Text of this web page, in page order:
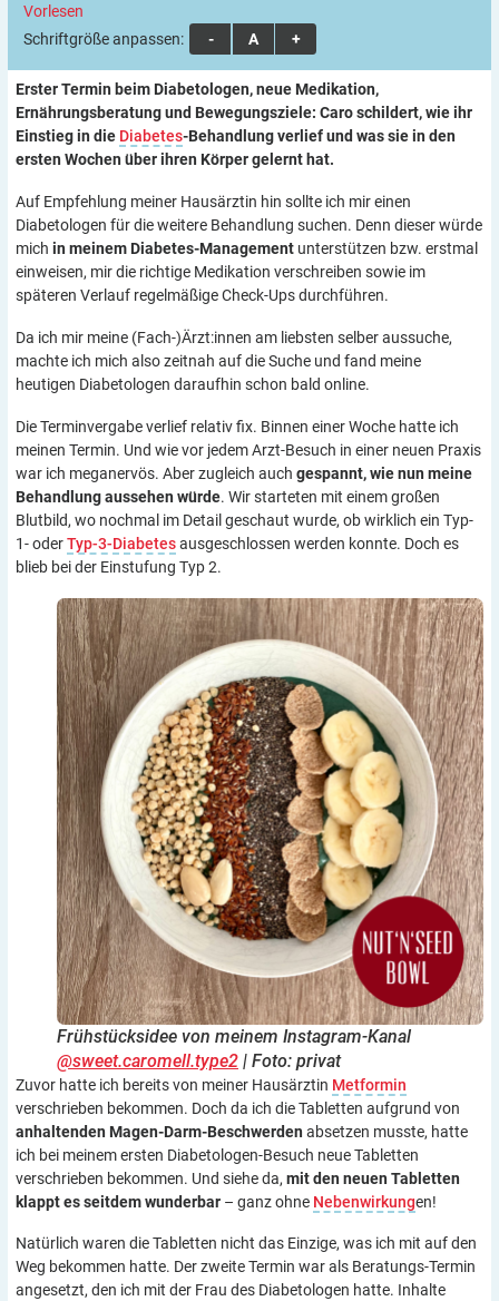
Vorlesen
Schriftgröße anpassen:
A A A
Erster Termin beim Diabetologen, neue Medikation,
Ernährungsberatung und Bewegungsziele: Caro schildert, wie ihr
Einstieg in die Diabetes-Behandlung verlief und was sie in den
ersten Wochen über ihren Körper gelernt hat.
Auf Empfehlung meiner Hausärztin hin sollte ich mir einen
Diabetologen für die weitere Behandlung suchen. Denn dieser würde
mich in meinem Diabetes-Management unterstützen bzw. erstmal
einweisen, mir die richtige Medikation verschreiben sowie im
späteren Verlauf regelmäßige Check-Ups durchführen.
Da ich mir meine (Fach-)Ärzt:innen am liebsten selber aussuche,
machte ich mich also zeitnah auf die Suche und fand meine
heutigen Diabetologen daraufhin schon bald online.
Die Terminvergabe verlief relativ fix. Binnen einer Woche hatte ich
meinen Termin. Und wie vor jedem Arzt-Besuch in einer neuen Praxis
war ich meganervös. Aber zugleich auch gespannt, wie nun meine
Behandlung aussehen würde. Wir starteten mit einem großen
Blutbild, wo nochmal im Detail geschaut wurde, ob wirklich ein Typ-
1- oderTyp-3-Diabetesausgeschlossen werden konnte. Doch es
blieb bei der Einstufung Typ 2.
Frühstücksidee von meinem Instagram-Kanal
@sweet.caromell.type2 | Foto: privat
Zuvor hatte ich bereits von meiner Hausärztin Metformin
verschrieben bekommen. Doch da ich die Tabletten aufgrund von
anhaltenden Magen-Darm-Beschwerden absetzen musste, hatte
ich bei meinem ersten Diabetologen-Besuch neue Tabletten
verschrieben bekommen. Und siehe da, mit den neuen Tabletten
klappt es seitdem wunderbar – ganz ohne Nebenwirkungen!
Natürlich waren die Tabletten nicht das Einzige, was ich mit auf den
Weg bekommen hatte. Der zweite Termin war als Beratungs-Termin
angesetzt, den ich mit der Frau des Diabetologen hatte. Inhalte